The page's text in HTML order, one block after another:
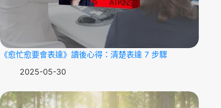
《愈忙愈要會表達》讀後心得：清楚表達 7 步驟
2025-05-30